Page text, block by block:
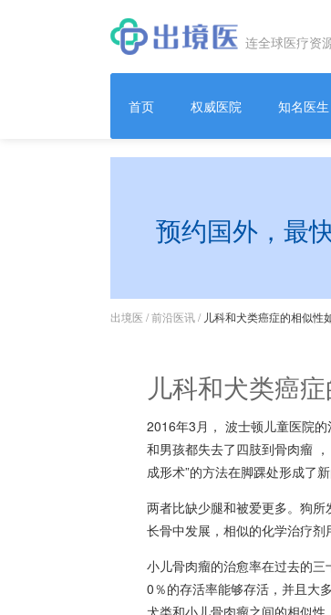
连全球医疗资
首页 权威医院 知名医生
预约国外，最
出境医 /前沿医讯/ 儿科和犬类癌症的相似性
儿科和犬类癌
2016年3月， 波士顿儿童医院
和男孩都失去了四肢到骨肉瘤 ，
成形术”的方法在脚踝处形成了新
两者比缺少腿和被爱更多。狗
长骨中发展，相似的化学治疗剂
小儿骨肉瘤的治愈率在过去的
0％的存活率能够存活，并且大
犬类和小儿骨肉瘤之间的相似